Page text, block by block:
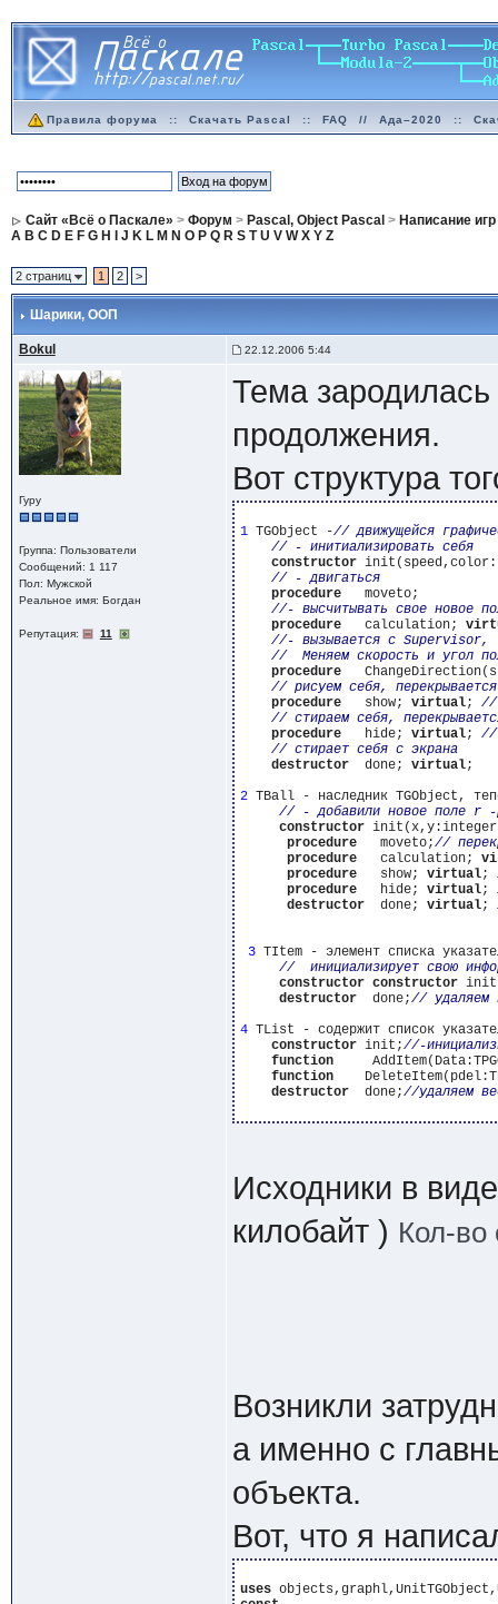
Правила форума :: Скачать Pascal :: FAQ // Ада–2020 ::
Сайт «Всё о Паскале» > Форум > Pascal, Object Pascal > Написание игр
A B C D E F G H J K L M N O P Q R S T U V W X Y Z
2 страниц 1 2 >
Шарики, ООП
Bokul 22.12.2006 5:44
Гуру
Группа: Пользователи
Сообщений: 1 117
Пол: Мужской
Реальное имя: Богдан
Репутация: 11
Тема зародилась
продолжения.
Вот структура
1 TGObject -
constructor
procedure
   moveto;
procedure
   calculation;
procedure
procedure
   show;
virtual;
procedure
   hide;
virtual;
// стирает себя с экрана
destructor
  done;
virtual;
2 TBall - наследник TGObject,
constructor init(x,y:integer;
procedure
   moveto;
procedure
   calculation;
procedure
   show;
virtual;
procedure
   hide;
virtual;
destructor
  done;
virtual;
3 TItem - элемент списка
constructor constructor
destructor
  done;
4 TList - содержит список
constructor init;
function
function
destructor
  done;
Исходники в
килобайт ) Кол-во
Возникли
а именно с
объекта.
Вот, что я
uses